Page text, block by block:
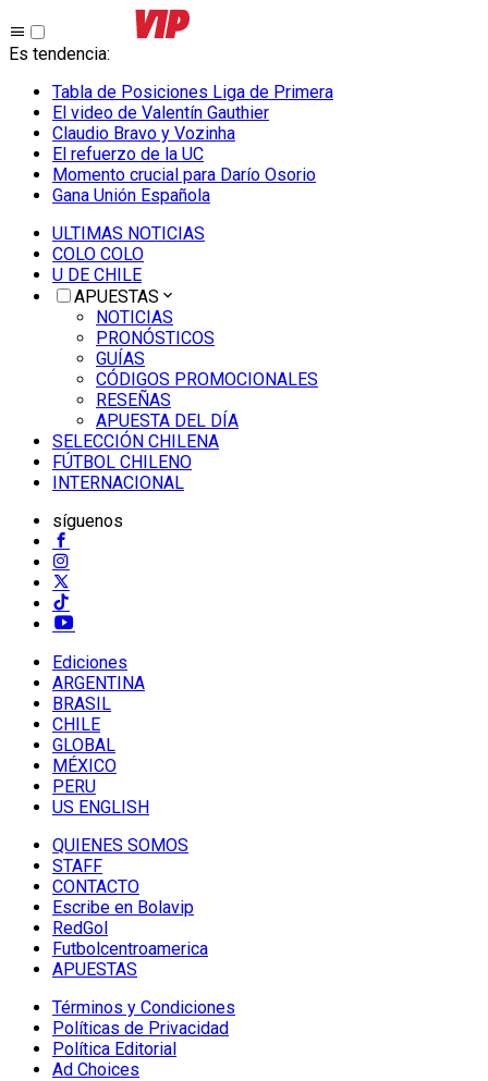
Es tendencia:
Tabla de Posiciones Liga de Primera
El video de Valentín Gauthier
Claudio Bravo y Vozinha
El refuerzo de la UC
Momento crucial para Darío Osorio
Gana Unión Española
ULTIMAS NOTICIAS
COLO COLO
U DE CHILE
APUESTAS
NOTICIAS
PRONÓSTICOS
GUÍAS
CÓDIGOS PROMOCIONALES
RESEÑAS
APUESTA DEL DÍA
SELECCIÓN CHILENA
FÚTBOL CHILENO
INTERNACIONAL
síguenos
Ediciones
ARGENTINA
BRASIL
CHILE
GLOBAL
MÉXICO
PERU
US ENGLISH
QUIENES SOMOS
STAFF
CONTACTO
Escribe en Bolavip
RedGol
Futbolcentroamerica
APUESTAS
Términos y Condiciones
Políticas de Privacidad
Política Editorial
Ad Choices